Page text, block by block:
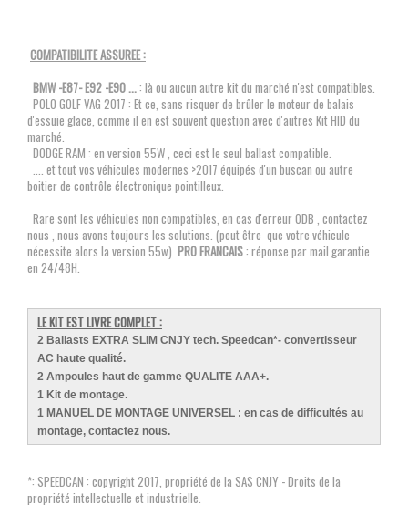
COMPATIBILITE ASSUREE :
BMW -E87- E92 -E90 ...: là ou aucun autre kit du marché n'est compatibles.
POLO GOLF VAG 2017 : Et ce, sans risquer de brûler le moteur de balais
d'essuie glace, comme il en est souvent question avec d'autres Kit HID du
marché.
DODGE RAM : en version 55W , ceci est le seul ballast compatible.
.... et tout vos véhicules modernes >2017 équipés d'un buscan ou autre
boitier de contrôle électronique pointilleux.
Rare sont les véhicules non compatibles, en cas d'erreur ODB , contactez
nous , nous avons toujours les solutions. (peut être que votre véhicule
nécessite alors la version 55w) PRO FRANCAIS: réponse par mail garantie
en 24/48H.
LE KIT EST LIVRE COMPLET :
2 Ballasts EXTRA SLIM CNJY tech. Speedcan*- convertisseur
AC haute qualité.
2 Ampoules haut de gamme QUALITE AAA+.
1 Kit de montage.
1 MANUEL DE MONTAGE UNIVERSEL : en cas de difficultés au
montage, contactez nous.
*: SPEEDCAN : copyright 2017, propriété de la SAS CNJY - Droits de la
propriété intellectuelle et industrielle.